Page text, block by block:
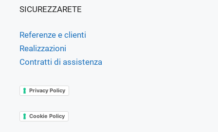
SICUREZZARETE
Referenze e clienti
Realizzazioni
Contratti di assistenza
Privacy Policy
Cookie Policy